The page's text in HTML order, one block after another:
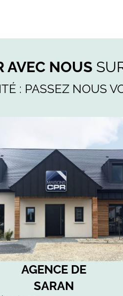
AVEC NOUS
: PASSEZ NOUS
AGENCE DE
SARAN